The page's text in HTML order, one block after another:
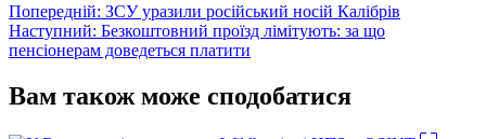
Навігація
записів
Попередній: ЗСУ уразили російський носій Калібрів
Наступний: Безкоштовний проїзд лімітують: за що
пенсіонерам доведеться платити
Вам також може сподобатися